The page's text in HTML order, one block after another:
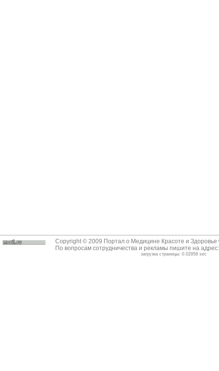
Copyright © 2009 Портал о Медицине Красоте и Здоровье
По вопросам сотрудничества и рекламы пишите на
загрузка страницы: 0.02958 sec